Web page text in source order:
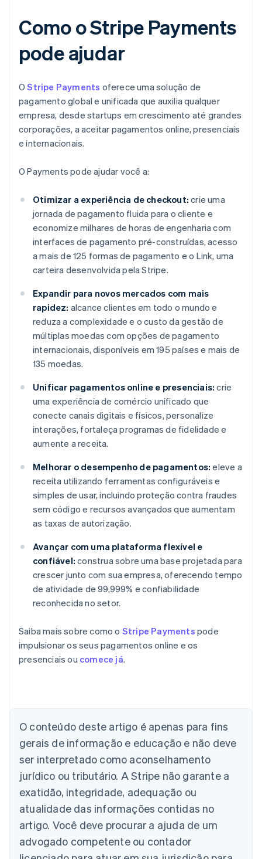
Como o Stripe Payments
pode ajudar
OStripe Payments oferece uma solução de
pagamento global e unificada que auxilia qualquer
empresa, desde startups em crescimento até grandes
corporações, a aceitar pagamentos online, presenciais
e internacionais.
O Payments pode ajudar você a:
Otimizar a experiência de checkout: crie uma
jornada de pagamento fluida para o cliente e
economize milhares de horas de engenharia com
interfaces de pagamento pré-construídas, acesso
a mais de 125 formas de pagamento e o Link, uma
carteira desenvolvida pela Stripe.
Expandir para novos mercados com mais
rapidez: alcance clientes em todo o mundo e
reduza a complexidade e o custo da gestão de
múltiplas moedas com opções de pagamento
internacionais, disponíveis em 195 países e mais de
135 moedas.
Unificar pagamentos online e presenciais: crie
uma experiência de comércio unificado que
conecte canais digitais e físicos, personalize
interações, fortaleça programas de fidelidade e
aumente a receita.
Melhorar o desempenho de pagamentos: eleve a
receita utilizando ferramentas configuráveis e
simples de usar, incluindo proteção contra fraudes
sem código e recursos avançados que aumentam
as taxas de autorização.
Avançar com uma plataforma flexível e
confiável: construa sobre uma base projetada para
crescer junto com sua empresa, oferecendo tempo
de atividade de 99,999% e confiabilidade
reconhecida no setor.
Saiba mais sobre como o Stripe Payments pode
impulsionar os seus pagamentos online e os
presenciais ou comece já.
O conteúdo deste artigo é apenas para fins
gerais de informação e educação e não deve
ser interpretado como aconselhamento
jurídico ou tributário. A Stripe não garante a
exatidão, integridade, adequação ou
atualidade das informações contidas no
artigo. Você deve procurar a ajuda de um
advogado competente ou contador
Austrália
English
Áustria
DeutschEnglish
Bélgica
Brasil
PortuguêsEnglish
Bulgária
Canadá
EnglishFrançais
China continental